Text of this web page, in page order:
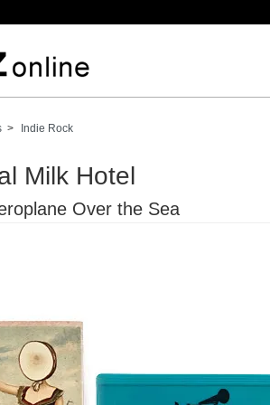
> Indie Rock
Milk Hotel
Over the Sea